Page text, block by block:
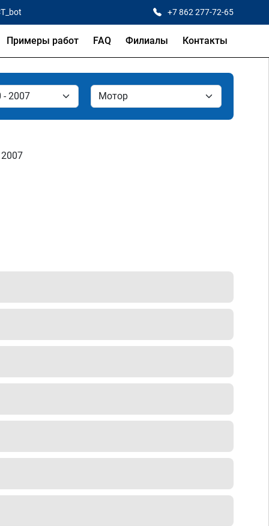
+7 862 277-72-65
Примеры работ FAQ Филиалы Контакты